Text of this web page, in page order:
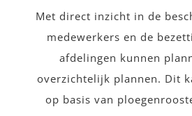
Met direct inzicht in de
medewerkers en de
afdelingen kunnen
overzichtelijk plannen. Dit
op basis van